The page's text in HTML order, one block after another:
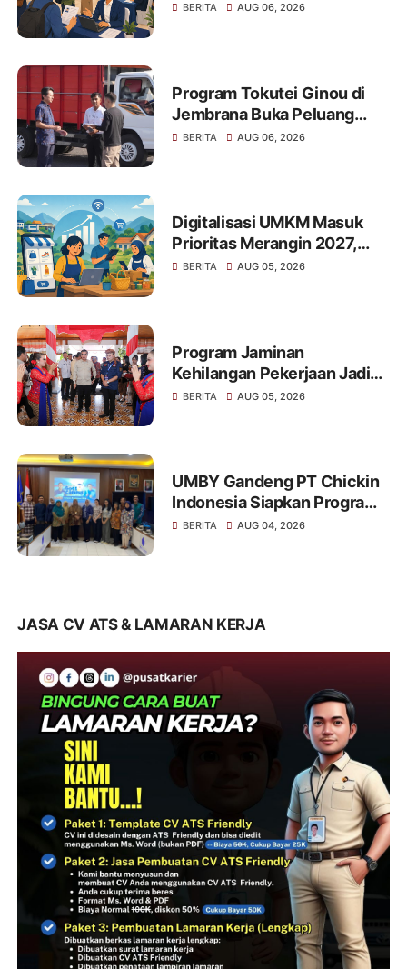
Kerja bagi Pencari Kerja di
BERITA AUG 06, 2026
Program Tokutei Ginou di
Jembrana Buka Peluang
Kerja Jepang Lewat Tes
BERITA AUG 06, 2026
Digitalisasi UMKM Masuk
Prioritas Merangin 2027,
Peluang Kerja Baru Ikut
BERITA AUG 05, 2026
Program Jaminan
Kehilangan Pekerjaan Jadi
Salah Satu Fokus Penguatan
BERITA AUG 05, 2026
UMBY Gandeng PT Chickin
Indonesia Siapkan Program
Karier untuk Mahasiswa
BERITA AUG 04, 2026
JASA CV ATS & LAMARAN KERJA